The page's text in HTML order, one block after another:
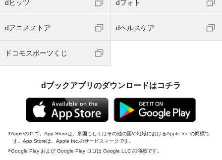
dヒッツ dフォト
dアニメストア dヘルスケア
ドコモスポーツくじ
dブックアプリのダウンロードはコチラ
Appleのロゴ、App Storeは、米国もしくはその他の国や地域におけるApple Inc.の商標で
す。App Storeは、Apple Inc.のサービスマークです。
Google Play および Google Play ロゴは Google LLC の商標です。